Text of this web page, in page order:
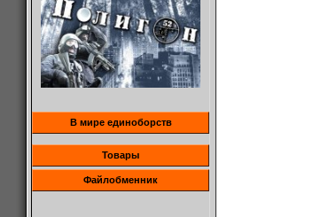
В мире единоборств
Товары
Файлобменник